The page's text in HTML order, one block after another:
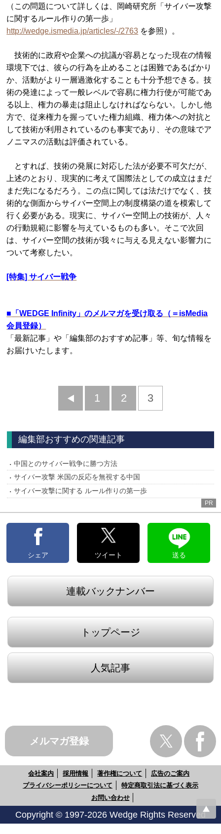
（この問題について詳しくは、岡崎研究所「サイバー攻撃
に関するルール作りの第一歩」
http://wedge.ismedia.jp/articles/-/2763 を参照）。
技術的に政府や企業への抗議が容易となった現在の情報
環境下では、彼らの行為を止めることは困難であるばかり
か、活動がより一層過激化することも十分予想できる。技
術の発達によって一般レベルで容易に権力行使が可能であ
る以上、権力の暴走は阻止しなければならない。しかし他
方で、従来権力を握っていた権力組織、権力体への対抗と
して技術が利用されているのも事実であり、その意味でア
ノニマスの活動は評価されている。
とすれば、技術の発展に対応した法が必要不可欠だが、
上述のとおり、現実的に考えて国際法としての成立はまだ
まだ先になるだろう。この点に関しては法だけでなく、技
術的な側面からサイバー空間上の制度構築の道を模索して
行く必要がある。現実に、サイバー空間上の技術が、人々
の行動規範に影響を与えているものも多い。そこで次回
は、サイバー空間の技術が我々に与える見えない影響力に
ついて考察したい。
[特集] サイバー戦争
■ 「WEDGE Infinity」のメルマガを受け取る（＝isMedia
会員登録）
「最新記事」や「編集部のおすすめ記事」等、旬な情報を
お届けいたします。
前
1 2 3
編集部おすすめの関連記事
中国とのサイバー戦争に勝つ方法
サイバー攻撃 米国の反応を無視する中国
サイバー攻撃に関する ルール作りの第一歩
PR
シェア ツイート 送る
連載バックナンバー
トップページ
人気記事
メルマガ登録
会社案内 採用情報 著作権について
広告のご案内
プライバシーポリシーについて
特定商取引法に基づく表示
お問い合わせ
Copyright © 1997-2026 Wedge Rights Reserved